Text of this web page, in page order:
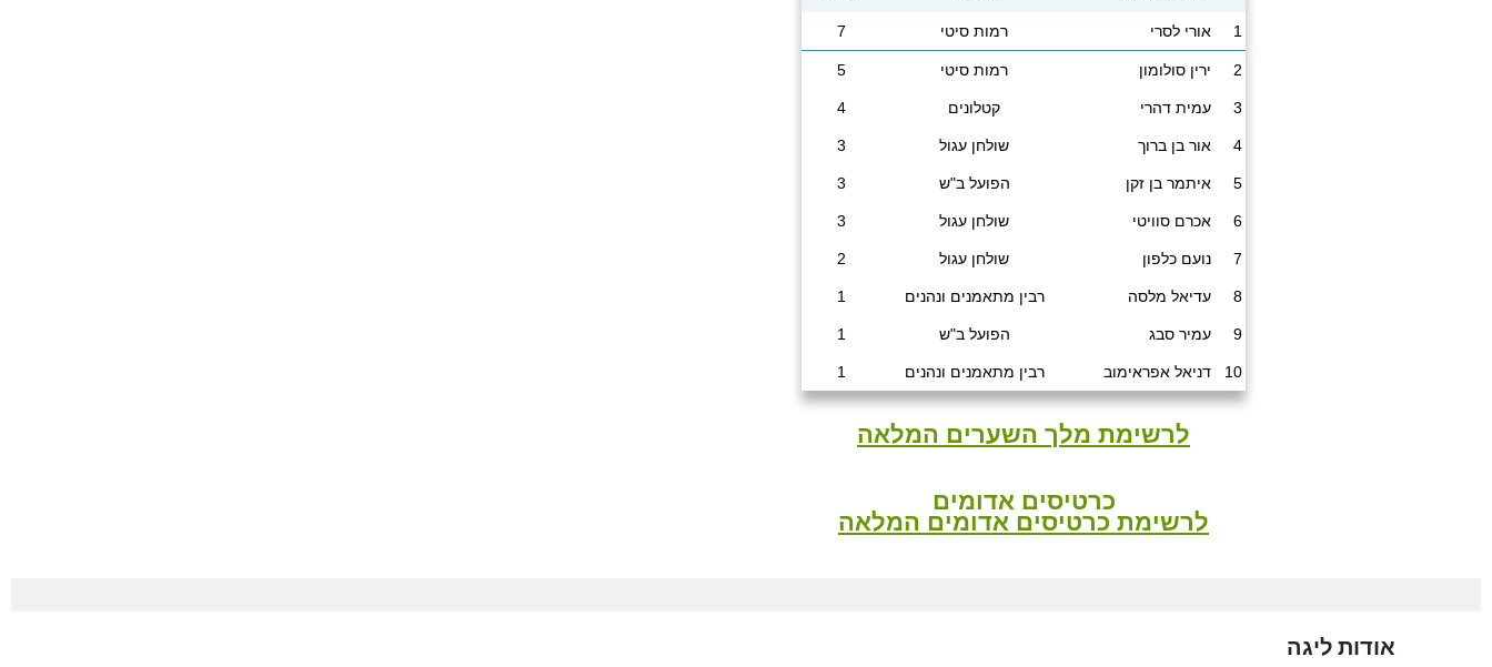
1 אורי לסרי רמות סיטי 7
2 ירין סולומון רמות סיטי 5
3 עמית דהרי קטלונים 4
4 אור בן ברוך שולחן עגול 3
5 איתמר בן זקן הפועל ב"ש 3
6 אכרם סוויטי שולחן עגול 3
7 נועם כלפון שולחן עגול 2
8 עדיאל מלסה רבין מתאמנים ונהנים 1
9 עמיר סבג הפועל ב"ש 1
10 דניאל אפראימוב רבין מתאמנים ונהנים 1
לרשימת מלך השערים המלאה
כרטיסים אדומים
לרשימת כרטיסים אדומים המלאה
אודות ליגה